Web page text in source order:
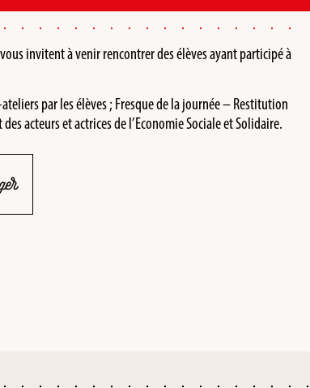
vous invitent à venir rencontrer des élèves ayant participé à
par les élèves ; Fresque de la journée – Restitution
acteurs et actrices de l’Economie Sociale et Solidaire.